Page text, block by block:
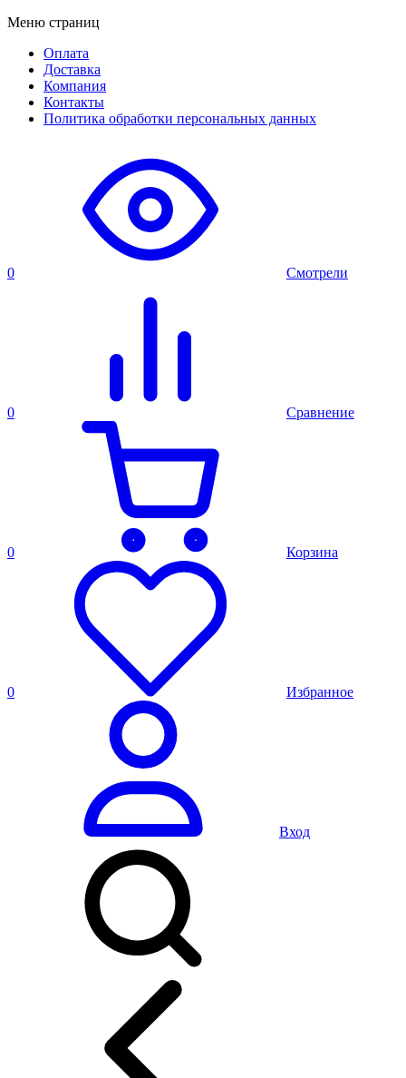
Меню страниц
Оплата
Доставка
Компания
Контакты
Политика обработки персональных данных
0 Смотрели
0 Сравнение
0 Корзина
0 Избранное
Вход